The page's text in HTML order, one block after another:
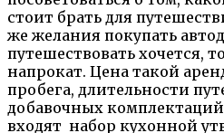
стоит брать для
же желания покупать
путешествовать хочется,
напрокат. Цена такой
пробега, длительности
добавочных
входят набор кухонной